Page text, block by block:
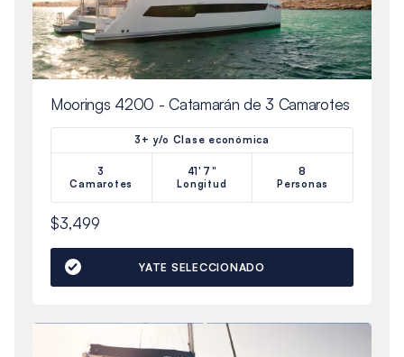
Moorings 4200 - Catamarán de 3 Camarotes
3+ y/o Clase económica
3
Camarotes
41'7"
Longitud
8
Personas
$3,499
YATE SELECCIONADO